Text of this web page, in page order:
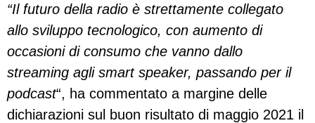
“Il futuro della radio è strettamente collegato
allo sviluppo tecnologico, con aumento di
occasioni di consumo che vanno dallo
streaming agli smart speaker, passando per il
podcast“, ha commentato a margine delle
dichiarazioni sul buon risultato di maggio 2021 il